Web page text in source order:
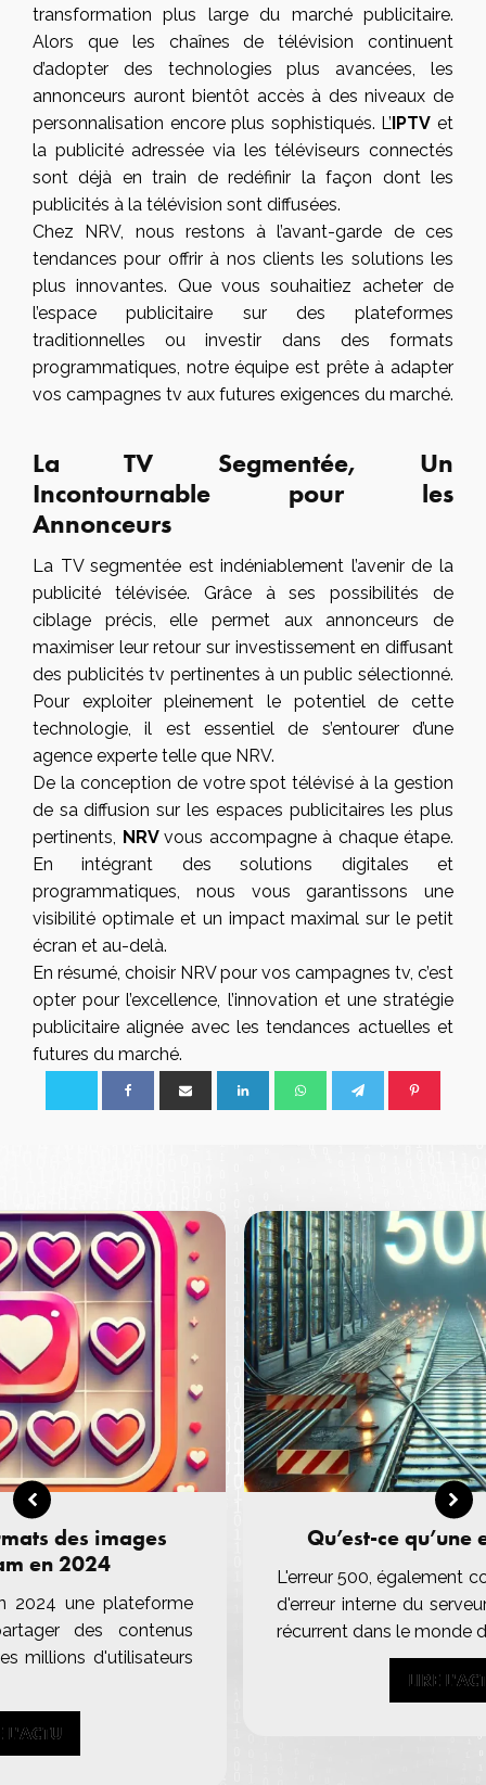
transformation plus large du marché publicitaire.
Alors que les chaînes de télévision continuent
d’adopter des technologies plus avancées, les
annonceurs auront bientôt accès à des niveaux de
personnalisation encore plus sophistiqués. L’ IPTV et
la publicité adressée via les téléviseurs connectés
sont déjà en train de redéfinir la façon dont les
publicités à la télévision sont diffusées.
Chez NRV, nous restons à l’avant-garde de ces
tendancespour offrir à nos clients les solutions les
plus innovantes. Que vous souhaitiez acheter de
l’espace publicitaire sur des plateformes
traditionnelles ou investir dans des formats
programmatiques, notre équipe est prête à adapter
vos campagnes tv aux futures exigences du marché.
La TV Segmentée, Un
Incontournable pour les
Annonceurs
La TV segmentée est indéniablement l’avenir de la
publicité télévisée. Grâce à ses possibilités de
ciblage précis, elle permet aux annonceurs de
maximiser leur retour sur investissement en diffusant
des publicités tv pertinentes à un public sélectionné.
Pour exploiter pleinement le potentiel de cette
technologie, il est essentiel de s’entourer d’une
agence experte telle que NRV.
De la conception de votre spot télévisé à la gestion
de sa diffusion sur les espaces publicitaires les plus
pertinents, NRVvous accompagne à chaque étape.
En intégrant des solutions digitales et
programmatiques, nous vous garantissons une
visibilité optimale et un impact maximal sur le petit
écran et au-delà.
En résumé, choisir NRV pour vos campagnes tv, c’est
opter pour l’excellence, l’innovation et une stratégie
publicitaire alignée avec les tendances actuelles et
futures du marché.
des images
en 2024
2024 une plateforme
des contenus
millions d'utilisateurs
L'ACTU
L'ACTU
Qu’est-ce
L'erreur 500, également
d'erreur interne du
récurrent dans le monde
LIRE
LIRE